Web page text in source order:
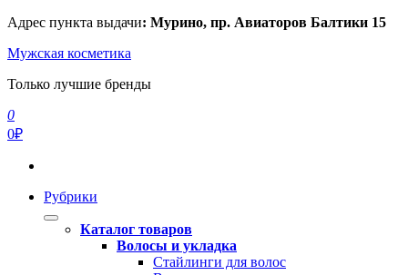
Перейти
содержимому
Адрес пункта выдачи: Мурино, пр. Авиаторов Балтики 15
Мужская косметика
Только лучшие бренды
0
0₽
Рубрики
Каталог товаров
Волосы и укладка
Стайлинги для волос